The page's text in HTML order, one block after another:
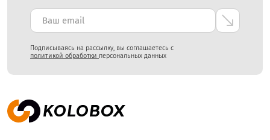
Подписываясь на рассылку, вы соглашаетесь с
политикой обработки персональных данных